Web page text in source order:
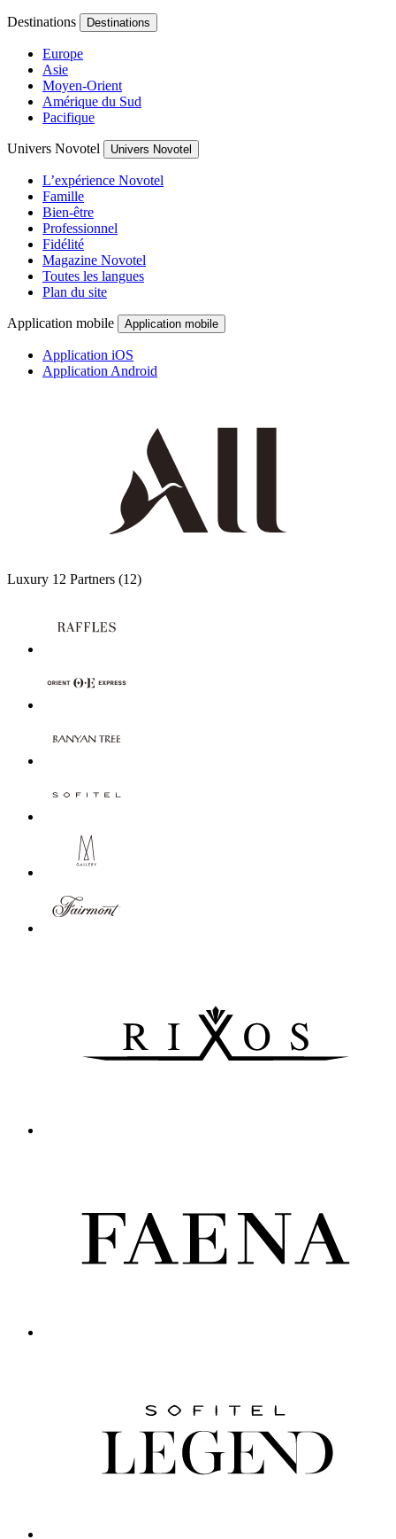
Destinations Destinations
Europe
Asie
Moyen-Orient
Amérique du Sud
Pacifique
Univers Novotel Univers Novotel
L’expérience Novotel
Famille
Bien-être
Professionnel
Fidélité
Magazine Novotel
Toutes les langues
Plan du site
Application mobile Application mobile
Application iOS
Application Android
Luxury 12 Partners (12)